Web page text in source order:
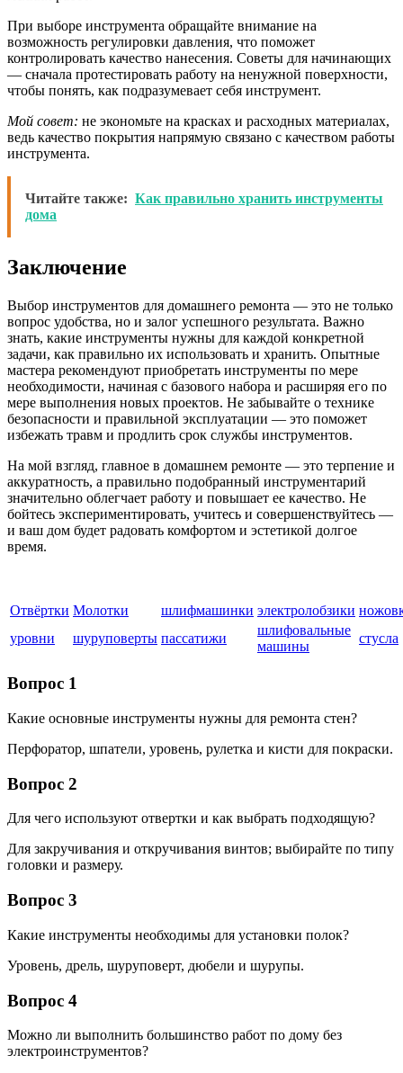
При выборе инструмента обращайте внимание на
возможность регулировки давления, что поможет
контролировать качество нанесения. Советы для начинающих
— сначала протестировать работу на ненужной поверхности,
чтобы понять, как подразумевает себя инструмент.
Мой совет: не экономьте на красках и расходных материалах,
ведь качество покрытия напрямую связано с качеством работы
инструмента.
Читайте также: Как правильно хранить инструменты
дома
Заключение
Выбор инструментов для домашнего ремонта — это не только
вопрос удобства, но и залог успешного результата. Важно
знать, какие инструменты нужны для каждой конкретной
задачи, как правильно их использовать и хранить. Опытные
мастера рекомендуют приобретать инструменты по мере
необходимости, начиная с базового набора и расширяя его по
мере выполнения новых проектов. Не забывайте о технике
безопасности и правильной эксплуатации — это поможет
избежать травм и продлить срок службы инструментов.
На мой взгляд, главное в домашнем ремонте — это терпение и
аккуратность, а правильно подобранный инструментарий
значительно облегчает работу и повышает ее качество. Не
бойтесь экспериментировать, учитесь и совершенствуйтесь —
и ваш дом будет радовать комфортом и эстетикой долгое
время.
Отвёртки Молотки шлифмашинки электролобзики
уровни
шуруповерты пассатижи
шлифовальные
машины
стусла
Вопрос 1
Какие основные инструменты нужны для ремонта стен?
Перфоратор, шпатели, уровень, рулетка и кисти для покраски.
Вопрос 2
Для чего используют отвертки и как выбрать подходящую?
Для закручивания и откручивания винтов; выбирайте по типу
головки и размеру.
Вопрос 3
Какие инструменты необходимы для установки полок?
Уровень, дрель, шуруповерт, дюбели и шурупы.
Вопрос 4
Можно ли выполнить большинство работ по дому без
электроинструментов?